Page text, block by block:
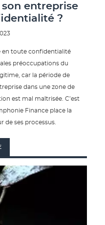
entreprise
?
en toute confidentialité
préoccupations du
car la période de
dans une zone de
est mal maîtrisée. C’est
Finance place la
ses processus.